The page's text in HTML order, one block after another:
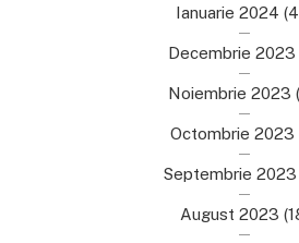
Ianuarie 2024
Decembrie 2023
Noiembrie 2023
Octombrie 2023
Septembrie 2023
August 2023